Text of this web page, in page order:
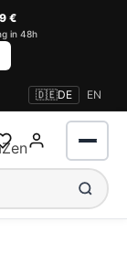
€
in 48h
🇩🇪DE EN